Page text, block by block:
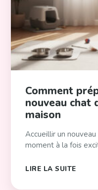
Comment
nouveau chat
maison
Accueillir un
moment à la fois
LIRE LA SUITE